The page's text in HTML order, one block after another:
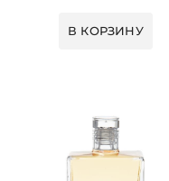
В КОРЗИНУ